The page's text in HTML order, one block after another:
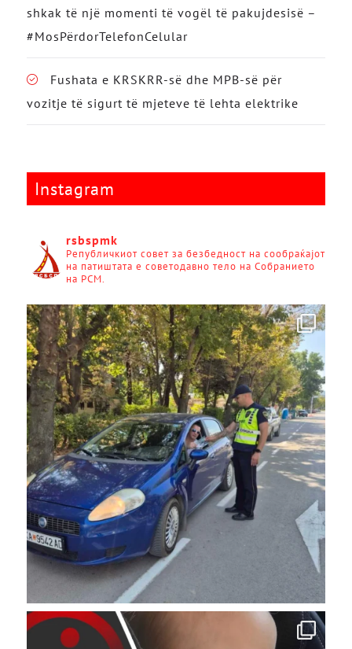
shkak të një momenti të vogël të pakujdesisë –
#MosPërdorTelefonCelular
Fushata e KRSKRR-së dhe MPB-së për
vozitje të sigurt të mjeteve të lehta elektrike
Instagram
rsbspmk
Републичкиот совет за безбедност на сообраќајот
на патиштата е советодавно тело на Собранието
на РСМ.